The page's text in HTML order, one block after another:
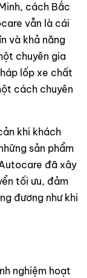
cách Bắc
vẫn là cái
và khả năng
chuyên gia
lốp xe chất
cách chuyên
khi khách
sản phẩm
đã xây
tối ưu, đảm
đương như khi
nghiệm hoạt